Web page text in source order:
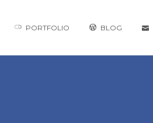
PORTFOLIO BLOG